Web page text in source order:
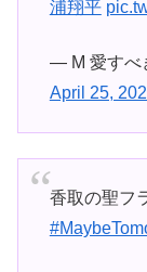
浦翔平
— M 愛すべ
April 25,
香取の聖フ